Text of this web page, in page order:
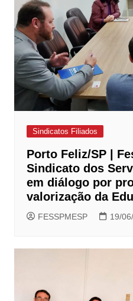
Sindicatos Filiados
Porto Feliz/SP |
Sindicato dos
em diálogo por
valorização da
FESSPMESP 19/